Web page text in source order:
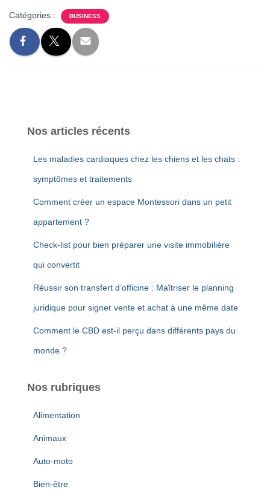
Catégories : BUSINESS
Nos articles récents
Les maladies cardiaques chez les chiens et les chats :
symptômes et traitements
Comment créer un espace Montessori dans un petit
appartement ?
Check-list pour bien préparer une visite immobilière
qui convertit
Réussir son transfert d’officine : Maîtriser le planning
juridique pour signer vente et achat à une même date
Comment le CBD est-il perçu dans différents pays du
monde ?
Nos rubriques
Alimentation
Animaux
Auto-moto
Bien-être